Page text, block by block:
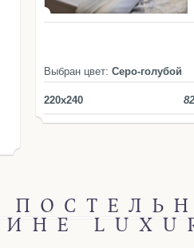
Выбран цвет:Серо-голубой
220x240